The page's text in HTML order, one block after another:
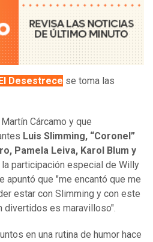
Desestrece se toma las
Cárcamo y que
Luis Slimming, “Coronel”
Pamela Leiva, Karol Blum y
la participación especial de Willy
apuntó que "me encantó que me
estar con Slimming y con este
divertidos es maravilloso".
en una rutina de humor hace